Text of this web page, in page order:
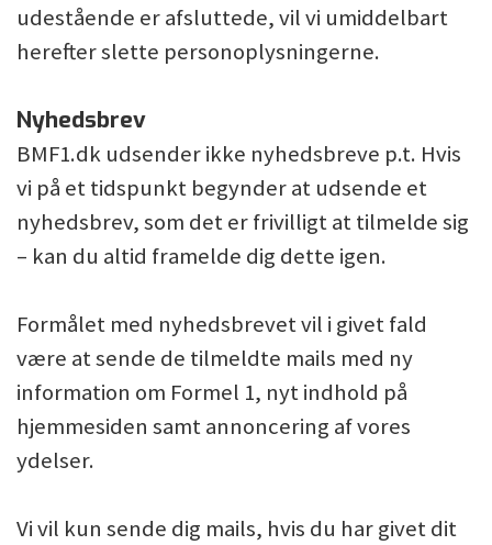
udestående er afsluttede, vil vi umiddelbart
herefter slette personoplysningerne.
Nyhedsbrev
BMF1.dk udsender ikke nyhedsbreve p.t. Hvis
vi på et tidspunkt begynder at udsende et
nyhedsbrev, som det er frivilligt at tilmelde sig
– kan du altid framelde dig dette igen.
Formålet med nyhedsbrevet vil i givet fald
være at sende de tilmeldte mails med ny
information om Formel 1, nyt indhold på
hjemmesiden samt annoncering af vores
ydelser.
Vi vil kun sende dig mails, hvis du har givet dit